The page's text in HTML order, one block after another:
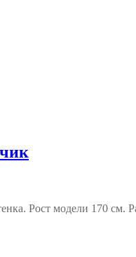
Рост модели 170